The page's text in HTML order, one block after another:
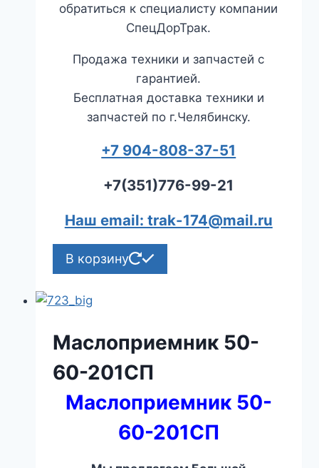
обратиться к специалисту компании
СпецДорТрак.
Продажа техники и запчастей с
гарантией.
Бесплатная доставка техники и
запчастей по г.Челябинску.
+7 904-808-37-51
+7(351)776-99-21
Наш email: trak-174@mail.ru
В корзину
Маслоприемник 50-
60-201СП
Маслоприемник 50-
60-201СП